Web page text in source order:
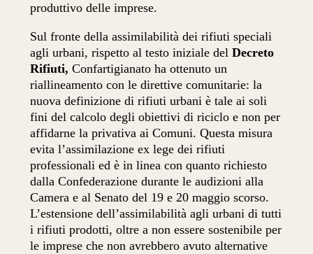
produttivo delle imprese.
Sul fronte della assimilabilità dei rifiuti speciali
agli urbani, rispetto al testo iniziale delDecreto
Rifiuti,Confartigianato ha ottenuto un
riallineamento con le direttive comunitarie: la
nuova definizione di rifiuti urbani è tale ai soli
fini del calcolo degli obiettivi di riciclo e non per
affidarne la privativa ai Comuni. Questa misura
evita l’assimilazione ex lege dei rifiuti
professionali ed è in linea con quanto richiesto
dalla Confederazione durante le audizioni alla
Camera e al Senato del 19 e 20 maggio scorso.
L’estensione dell’assimilabilità agli urbani di tutti
i rifiuti prodotti, oltre a non essere sostenibile per
le imprese che non avrebbero avuto alternative